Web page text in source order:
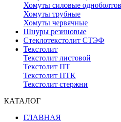
Хомуты силовые
Хомуты трубные
Хомуты червячные
Шнуры резиновые
Стеклотекстолит СТЭФ
Текстолит
Текстолит листовой
Текстолит ПТ
Текстолит ПТК
Текстолит стержни
КАТАЛОГ
ГЛАВНАЯ